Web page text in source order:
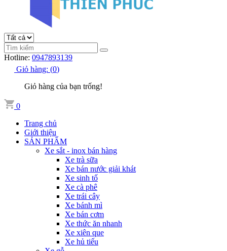
Hotline: 0947893139
Giỏ hàng: (0)
Giỏ hàng của bạn trống!
0
Trang chủ
Giới thiệu
SẢN PHẨM
Xe sắt - inox bán hàng
Xe trà sữa
Xe bán nước giải khát
Xe sinh tố
Xe cà phê
Xe trái cây
Xe bánh mì
Xe bán cơm
Xe thức ăn nhanh
Xe xiên que
Xe hủ tiếu